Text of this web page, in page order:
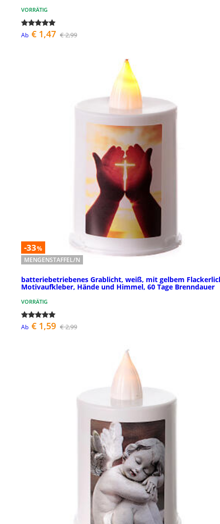
VORRÄTIG
Ab € 1,47 € 2,99
-33%
MENGENSTAFFEL/N
batteriebetriebenes Grablicht, weiß, mit gelbem
Motivaufkleber, Hände und Himmel, 60 Tage Brenndauer
VORRÄTIG
Ab € 1,59 € 2,99